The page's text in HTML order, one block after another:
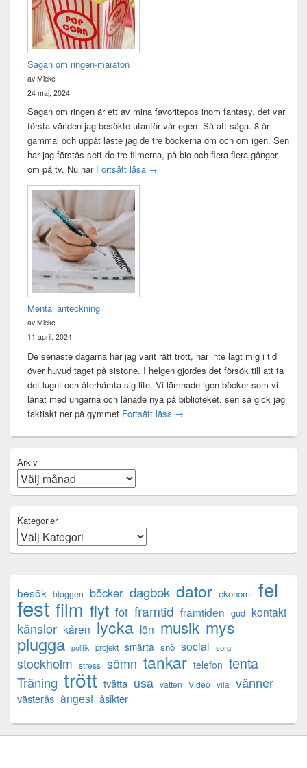
Sagan om ringen-maraton
av Micke
24 maj, 2024
Sagan om ringen är ett av mina favoritepos inom fantasy, det var
första världen jag besökte utanför vår egen. Så att säga. 8 år
gammal och uppåt läste jag de tre böckerna om och om igen. Sen
har jag förstås sett de tre filmerna, på bio och flera flera gånger
om på tv. Nu har Fortsätt läsa Sagan om ringen-maraton
→
Mental anteckning
av Micke
11 april, 2024
De senaste dagarna har jag varit rätt trött, har inte lagt mig i tid
över huvud taget på sistone. I helgen gjordes det försök till att ta
det lugnt och återhämta sig lite. Vi lämnade igen böcker som vi
lånat med ungarna och lånade nya på biblioteket, sen så gick jag
faktiskt ner på gymmet Fortsätt läsa Mental anteckning
→
Arkiv
Kategorier
besök bloggen böcker dagbok dator ekonomi fel
fest film flyt fot framtid framtiden gud kontakt
känslor kåren lycka lön musik mys
plugga politik projekt smärta snö social sorg
stockholm stress sömn tankar telefon tenta
Träning trött tvätta usa vatten Video vila vänner
västerås ångest åsikter